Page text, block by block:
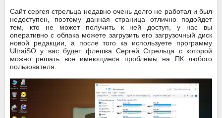
Сайт сергея стрельца недавно очень долго не работал и был
недоступен, поэтому данная страница отлично подойдет
тем, кто не может получить к ней доступ, у нас вы
оперативно с облака можете загрузить его загрузочный диск
новой редакции, а после того ка используете программу
UltraiSO у вас будет флешка Сергей Стрельца с которой
можно решать все имеющиеся проблемы на ПК любого
пользователя.